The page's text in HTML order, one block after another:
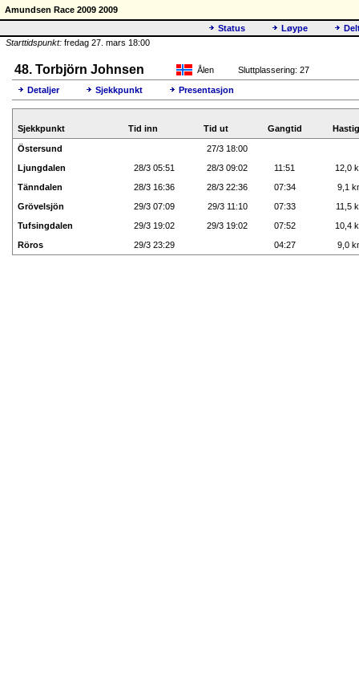
Amundsen Race 2009 2009
Status
Løype
Starttidspunkt: fredag 27. mars 18:00
48. Torbjörn Johnsen Ålen Sluttplassering: 27
Detaljer Sjekkpunkt Presentasjon
Sjekkpunkt Tid inn Tid ut Gangtid
Östersund
27/3 18:00
Ljungdalen
28/3 05:51 28/3 09:02 11:51
12,0
Tänndalen
28/3 16:36 28/3 22:36 07:34
9,1
Grövelsjön
29/3 07:09 29/3 11:10 07:33
11,5
Tufsingdalen
29/3 19:02 29/3 19:02 07:52
10,4
Röros
29/3 23:29 04:27 9,0